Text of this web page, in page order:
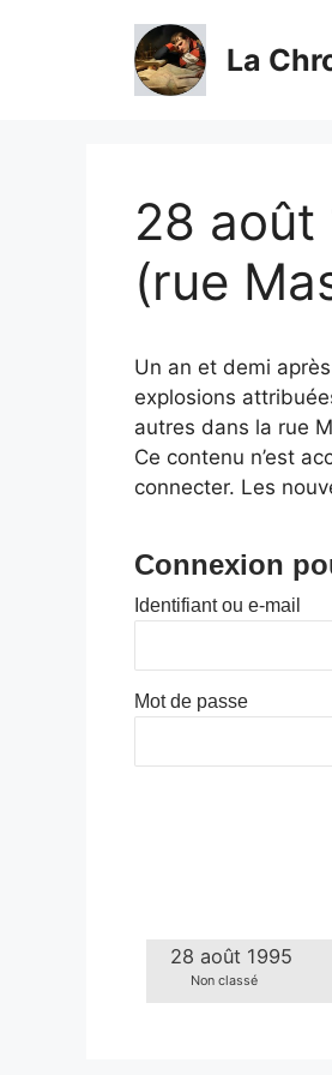
La
28 août
(rue
Un an et demi
explosions
autres dans la rue
Ce contenu n’est
connecter. Les
Connexion
Identifiant ou e-mail
Mot de passe
28 août 1995
Non classé